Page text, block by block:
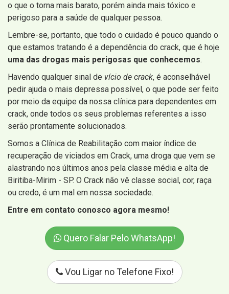
o que o torna mais barato, porém ainda mais tóxico e
perigoso para a saúde de qualquer pessoa.
Lembre-se, portanto, que todo o cuidado é pouco quando o
que estamos tratando é a dependência do crack, que é hoje
uma das drogas mais perigosas que conhecemos.
Havendo qualquer sinal de vício de crack, é aconselhável
pedir ajuda o mais depressa possível, o que pode ser feito
por meio da equipe da nossa clínica para dependentes em
crack, onde todos os seus problemas referentes a isso
serão prontamente solucionados.
Somos a Clínica de Reabilitação com maior índice de
recuperação de viciados em Crack, uma droga que vem se
alastrando nos últimos anos pela classe média e alta de
Biritiba-Mirim - SP. O Crack não vê classe social, cor, raça
ou credo, é um mal em nossa sociedade.
Entre em contato conosco agora mesmo!
Quero Falar Pelo WhatsApp!
Vou Ligar no Telefone Fixo!